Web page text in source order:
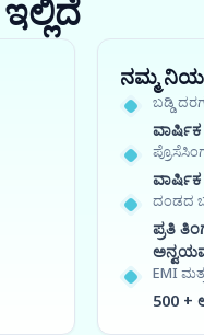
ನಮ್ಮ
ಬಡ್ಡಿ
ವಾರ್ಷಿಕ
ವಾರ್ಷಿಕ
ದಂಡದ
ಪ್ರತಿ
EMI
500 +